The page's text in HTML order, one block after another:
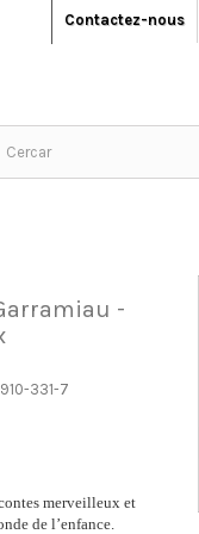
Contactez-nous
-
331-7
merveilleux et
de l’enfance.